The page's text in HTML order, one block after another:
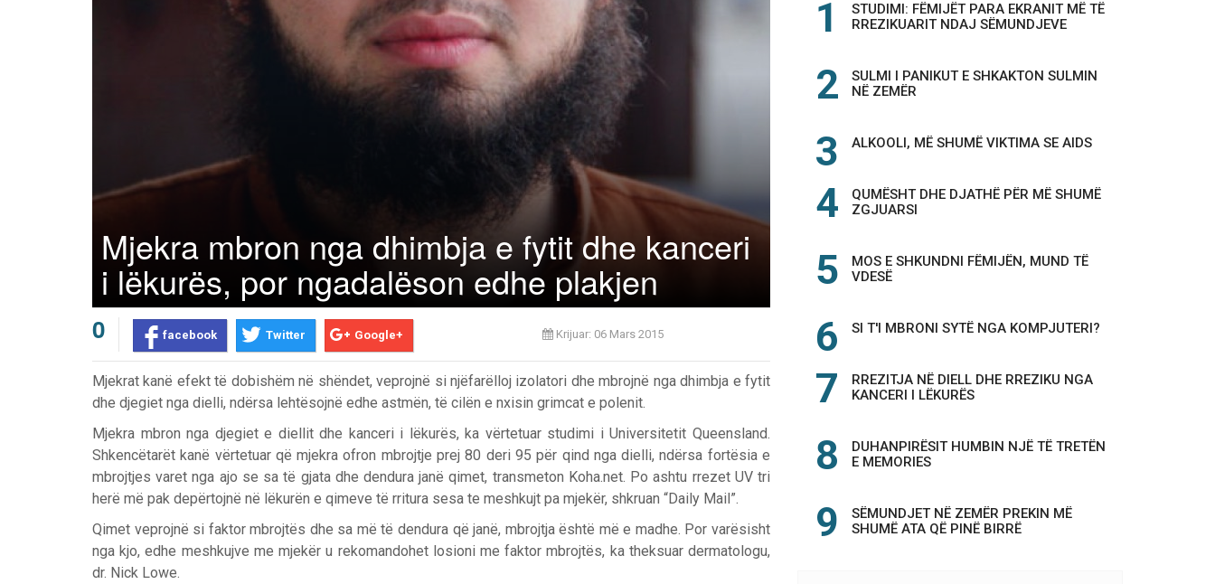
Mjekra mbron nga dhimbja e fytit dhe kanceri
i lëkurës, por ngadalëson edhe plakjen
0 facebook Twitter Google+ Krijuar: 06 Mars 2015
Mjekrat kanë efekt të dobishëm në shëndet, veprojnë si njëfarëlloj izolatori dhe mbrojnë nga dhimbja e fytit
dhe djegiet nga dielli, ndërsa lehtësojnë edhe astmën, të cilën e nxisin grimcat e polenit.
Mjekra mbron nga djegiet e diellit dhe kanceri i lëkurës, ka vërtetuar studimi i Universitetit Queensland.
Shkencëtarët kanë vërtetuar që mjekra ofron mbrojtje prej 80 deri 95 për qind nga dielli, ndërsa fortësia e
mbrojtjes varet nga ajo se sa të gjata dhe dendura janë qimet, transmeton Koha.net. Po ashtu rrezet UV tri
herë më pak depërtojnë në lëkurën e qimeve të rritura sesa te meshkujt pa mjekër, shkruan “Daily Mail”.
Qimet veprojnë si faktor mbrojtës dhe sa më të dendura që janë, mbrojtja është më e madhe. Por varësisht
nga kjo, edhe meshkujve me mjekër u rekomandohet losioni me faktor mbrojtës, ka theksuar dermatologu,
dr. Nick Lowe.
STUDIMI: FËMIJËT PARA EKRANIT MË TË
RREZIKUARIT NDAJ SËMUNDJEVE
SULMI I PANIKUT E SHKAKTON SULMIN
NË ZEMËR
ALKOOLI, MË SHUMË VIKTIMA SE AIDS
QUMËSHT DHE DJATHË PËR MË SHUMË
ZGJUARSI
MOS E SHKUNDNI FËMIJËN, MUND TË
VDESË
SI T'I MBRONI SYTË NGA KOMPJUTERI?
RREZITJA NË DIELL DHE RREZIKU NGA
KANCERI I LËKURËS
DUHANPIRËSIT HUMBIN NJË TË TRETËN
E MEMORIES
SËMUNDJET NË ZEMËR PREKIN MË
SHUMË ATA QË PINË BIRRË